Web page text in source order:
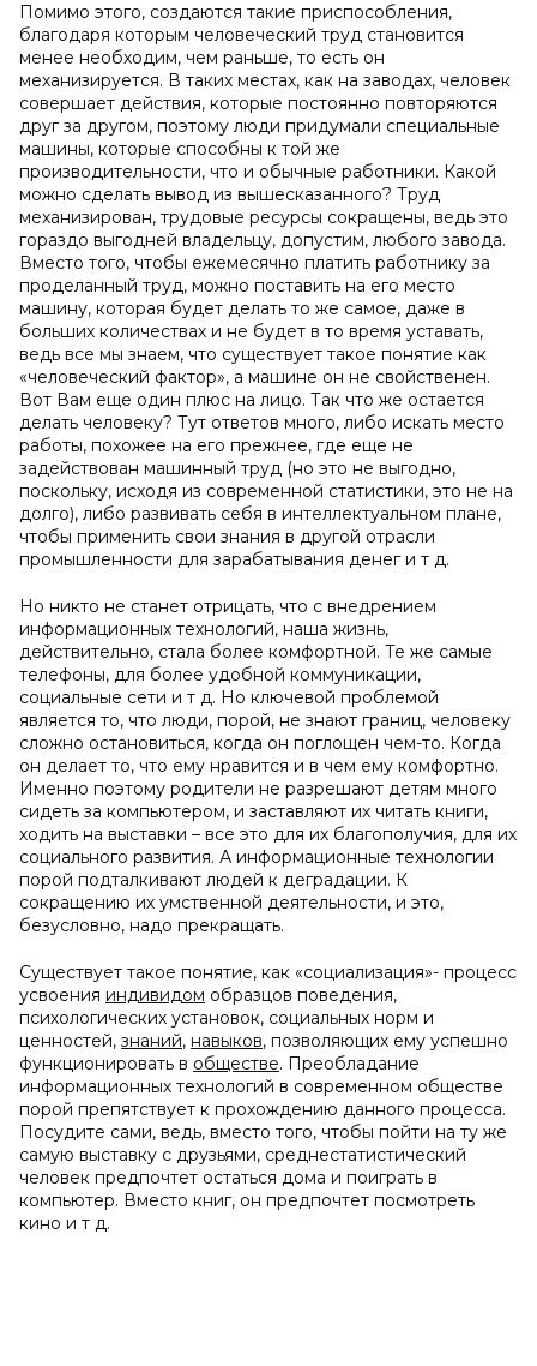
Помимо этого, создаются такие приспособления,
благодаря которым человеческий труд становится
менее необходим, чем раньше, то есть он
механизируется. В таких местах, как на заводах, человек
совершает действия, которые постоянно повторяются
друг за другом, поэтому люди придумали специальные
машины, которые способны к той же
производительности, что и обычные работники. Какой
можно сделать вывод из вышесказанного? Труд
механизирован, трудовые ресурсы сокращены, ведь это
гораздо выгодней владельцу, допустим, любого завода.
Вместо того, чтобы ежемесячно платить работнику за
проделанный труд, можно поставить на его место
машину, которая будет делать то же самое, даже в
больших количествах и не будет в то время уставать,
ведь все мы знаем, что существует такое понятие как
«человеческий фактор», а машине он не свойственен.
Вот Вам еще один плюс на лицо. Так что же остается
делать человеку? Тут ответов много, либо искать место
работы, похожее на его прежнее, где еще не
задействован машинный труд (но это не выгодно,
поскольку, исходя из современной статистики, это не на
долго), либо развивать себя в интеллектуальном плане,
чтобы применить свои знания в другой отрасли
промышленности для зарабатывания денег и т д.
Но никто не станет отрицать, что с внедрением
информационных технологий, наша жизнь,
действительно, стала более комфортной. Те же самые
телефоны, для более удобной коммуникации,
социальные сети и т д. Но ключевой проблемой
является то, что люди, порой, не знают границ, человеку
сложно остановиться, когда он поглощен чем-то. Когда
он делает то, что ему нравится и в чем ему комфортно.
Именно поэтому родители не разрешают детям много
сидеть за компьютером, и заставляют их читать книги,
ходить на выставки – все это для их благополучия, для их
социального развития. А информационные технологии
порой подталкивают людей к деградации. К
сокращению их умственной деятельности, и это,
безусловно, надо прекращать.
Существует такое понятие, как «социализация»- процесс
усвоения индивидом образцов поведения,
психологических установок, социальных норм и
ценностей, знаний, навыков, позволяющих ему успешно
функционировать в обществе. Преобладание
информационных технологий в современном обществе
порой препятствует к прохождению данного процесса.
Посудите сами, ведь, вместо того, чтобы пойти на ту же
самую выставку с друзьями, среднестатистический
человек предпочтет остаться дома и поиграть в
компьютер. Вместо книг, он предпочтет посмотреть
кино и т д.